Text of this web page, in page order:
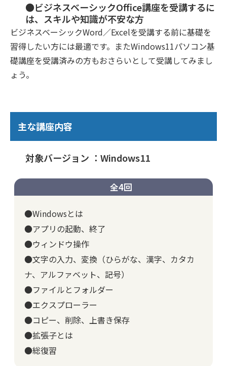
●ビジネスベーシックOffice講座を受講するに
は、スキルや知識が不安な方
ビジネスベーシックWord／Excelを受講する前に基礎を
習得したい方には最適です。またWindows11パソコン基
礎講座を受講済みの方もおさらいとして受講してみまし
ょう。
主な講座内容
対象バージョン ：Windows11
全4回
●Windowsとは
●アプリの起動、終了
●ウィンドウ操作
●文字の入力、変換（ひらがな、漢字、カタカ
ナ、アルファベット、記号）
●ファイルとフォルダー
●エクスプローラー
●コピー、削除、上書き保存
●拡張子とは
●総復習